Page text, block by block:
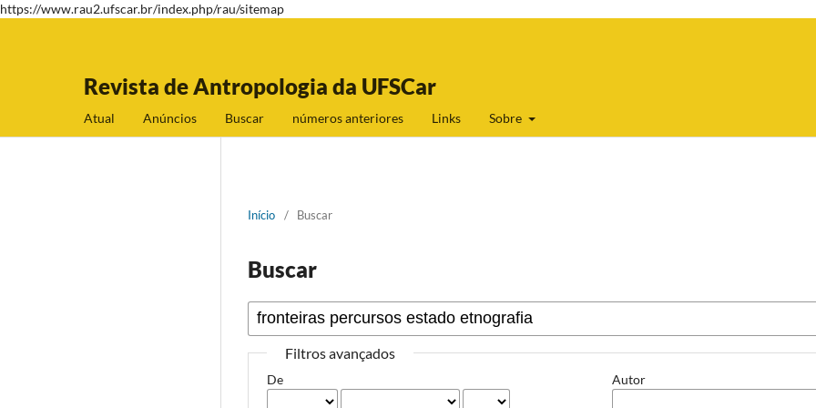
https://www.rau2.ufscar.br/index.php/rau/sitemap
Revista de Antropologia da UFSCar
Atual Anúncios Buscar números anteriores Links Sobre
Início / Buscar
Buscar
Filtros avançados
De Autor